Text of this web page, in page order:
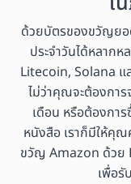
ด้วยบัตรของขวัญยอ
ประจำวันได้หลาก
Litecoin, Solana แ
ไม่ว่าคุณจะต้องการ
เดือน หรือต้องการ
หนังสือ เราก็มีให้คุ
ขวัญ Amazon ด้วย
เพื่อ